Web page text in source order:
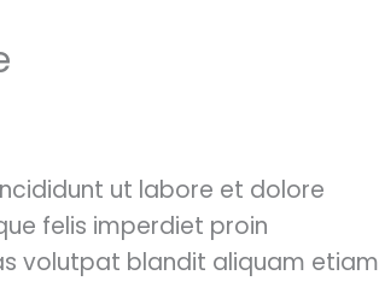
ut labore et dolore
felis imperdiet proin
volutpat blandit aliquam etiam